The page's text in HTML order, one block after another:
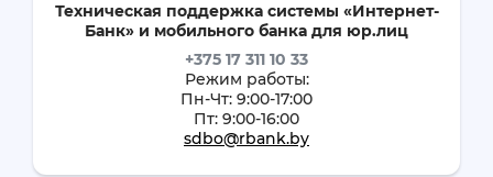
Техническая поддержка системы «Интернет-
Банк» и мобильного банка для юр.лиц
+375 17 311 10 33
Режим работы:
Пн-Чт: 9:00-17:00
Пт: 9:00-16:00
sdbo@rbank.by